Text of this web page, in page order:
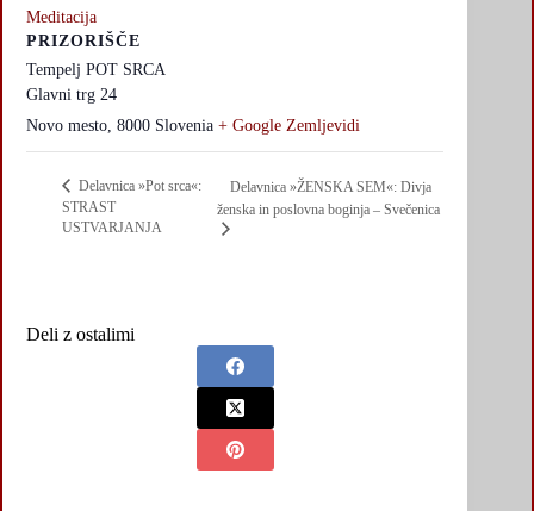
Meditacija
PRIZORIŠČE
Tempelj POT SRCA
Glavni trg 24
Novo mesto, 8000 Slovenia + Google Zemljevidi
Delavnica »Pot srca«:
STRAST
USTVARJANJA
Delavnica »ŽENSKA SEM«: Divja
ženska in poslovna boginja – Svečenica
Deli z ostalimi